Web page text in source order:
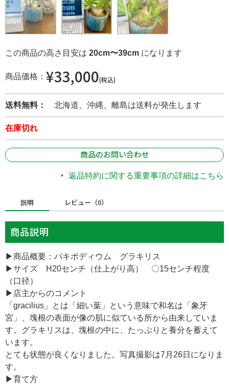
この商品の高さ目安は 20cm〜39cm になります
商品価格： ¥33,000(税込)
送料無料： 北海道、沖縄、離島は送料が発生します
在庫切れ
商品のお問い合わせ
返品特約に関する重要事項の詳細はこちら
説明 レビュー（0）
商品説明
▶商品概要：パキポディウム グラキリス
▶サイズ H20センチ（仕上がり高） 〇15センチ程度
（口径）
▶店主からのコメント
「gracilius」とは「細い葉」という意味で和名は「象牙
宮」、塊根の表面が像の肌に似ている所から由来していま
す。グラキリスは、塊根の中に、たっぷりと養分を蓄えて
います。
とても状態が良くなりました。写真撮影は7月26日になりま
す。
▶育て方